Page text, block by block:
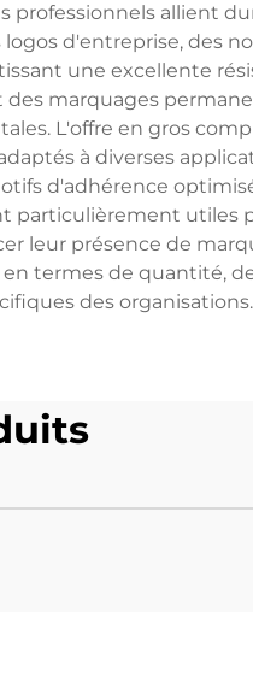
professionnels allient
d'entreprise, des
une excellente
marquages
L'offre en gros
à diverses
d'adhérence
particulièrement utiles
leur présence de
termes de quantité,
des organisations.